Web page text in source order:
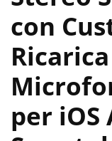
con
per iOS